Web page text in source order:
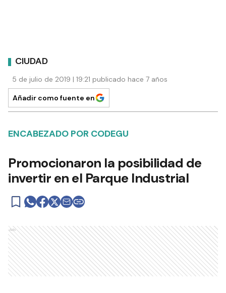
CIUDAD
5 de julio de 2019 | 19:21 publicado hace 7 años
Añadir como fuente en
ENCABEZADO POR CODEGU
Promocionaron la posibilidad de
invertir en el Parque Industrial
Ads